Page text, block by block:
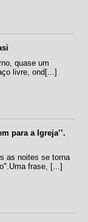
quase um
livre, ond[...]
para a Igreja’’.
as noites se torna
frase, [...]